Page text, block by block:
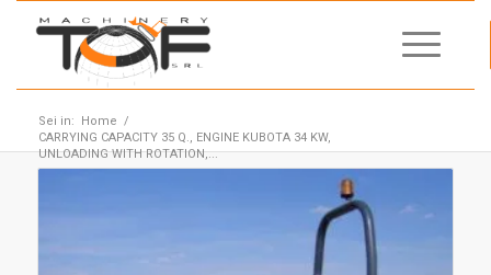
Sei in: Home /
CARRYING CAPACITY 35 Q., ENGINE KUBOTA 34 KW,
UNLOADING WITH ROTATION,...